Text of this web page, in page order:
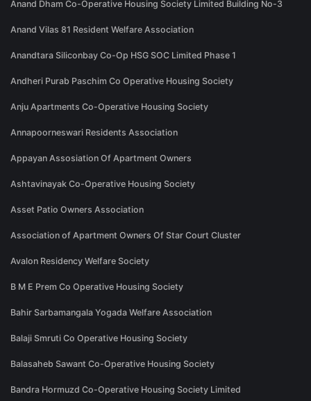
Anand Dham Co-Operative Housing Society Limited Building No-3
Anand Vilas 81 Resident Welfare Association
Anandtara Siliconbay Co-Op HSG SOC Limited Phase 1
Andheri Purab Paschim Co Operative Housing Society
Anju Apartments Co-Operative Housing Society
Annapoorneswari Residents Association
Appayan Assosiation Of Apartment Owners
Ashtavinayak Co-Operative Housing Society
Asset Patio Owners Association
Association of Apartment Owners Of Star Court Cluster
Avalon Residency Welfare Society
B M E Prem Co Operative Housing Society
Bahir Sarbamangala Yogada Welfare Association
Balaji Smruti Co Operative Housing Society
Balasaheb Sawant Co-Operative Housing Society
Bandra Hormuzd Co-Operative Housing Society Limited